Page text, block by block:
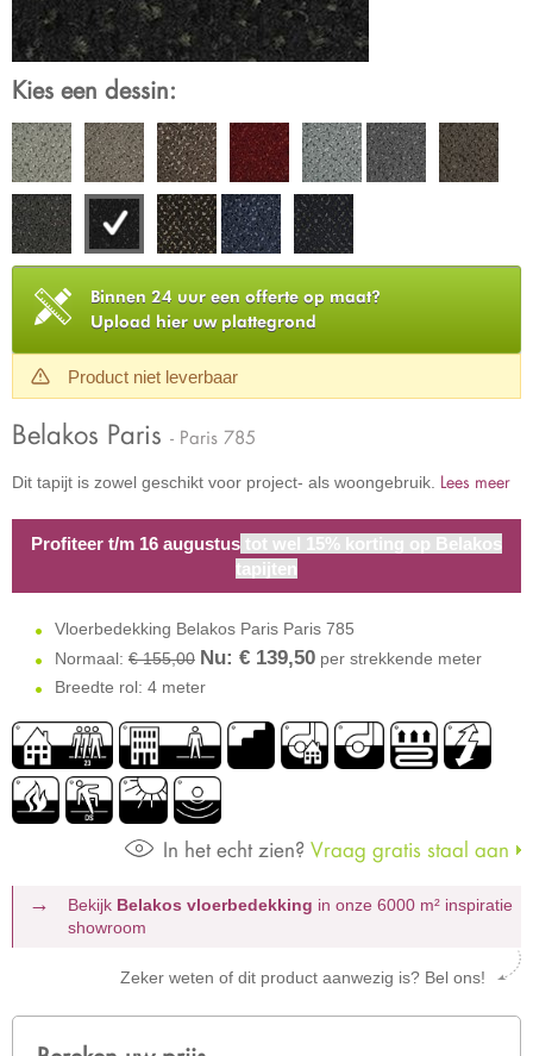
Kies een dessin:
Binnen 24 uur een offerte op maat?
Upload hier uw plattegrond
Product niet leverbaar
Belakos Paris - Paris 785
Dit tapijt is zowel geschikt voor project- als woongebruik. Lees meer
Profiteer t/m 16 augustus tot wel 15% korting op Belakos
tapijten
Vloerbedekking Belakos Paris Paris 785
Normaal: € 155,00 Nu: € 139,50 per strekkende meter
Breedte rol: 4 meter
In het echt zien? Vraag gratis staal aan
Bekijk Belakos vloerbedekking in onze 6000 m² inspiratie
showroom
Zeker weten of dit product aanwezig is? Bel ons!